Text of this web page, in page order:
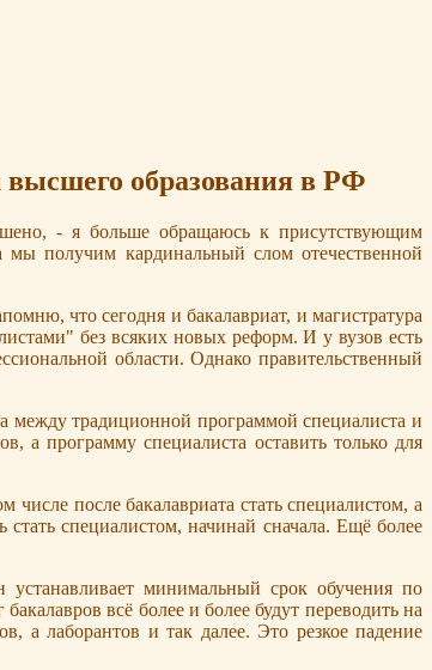
образования в РФ
- я больше обращаюсь к присутствующим
мы получим кардинальный слом отечественной
что сегодня и бакалавриат, и магистратура
без всяких новых реформ. И у вузов есть
области. Однако правительственный
между традиционной программой специалиста и
а программу специалиста оставить только для
после бакалавриата стать специалистом, а
специалистом, начинай сначала. Ещё более
минимальный срок обучения по
всё более и более будут переводить на
а лаборантов и так далее. Это резкое падение